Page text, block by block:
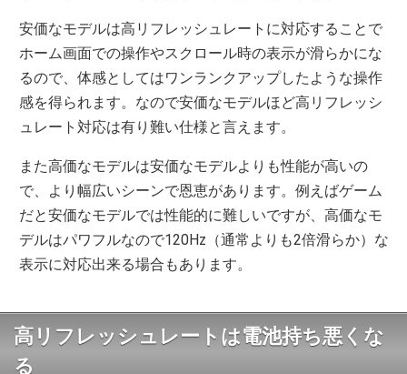
安価なモデルは高リフレッシュレートに対応することで
ホーム画面での操作やスクロール時の表示が滑らかにな
るので、体感としてはワンランクアップしたような操作
感を得られます。なので安価なモデルほど高リフレッシ
ュレート対応は有り難い仕様と言えます。
また高価なモデルは安価なモデルよりも性能が高いの
で、より幅広いシーンで恩恵があります。例えばゲーム
だと安価なモデルでは性能的に難しいですが、高価なモ
デルはパワフルなので120Hz（通常よりも2倍滑らか）な
表示に対応出来る場合もあります。
高リフレッシュレートは電池持ち悪くな
る